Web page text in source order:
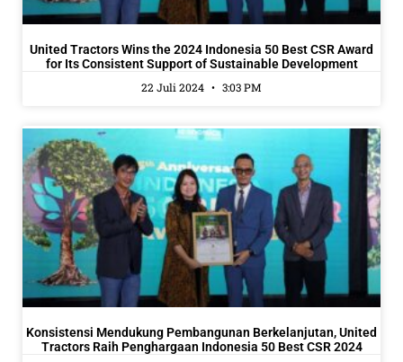
United Tractors Wins the 2024 Indonesia 50 Best CSR Award
for Its Consistent Support of Sustainable Development
22 Juli 2024
3:03 PM
Konsistensi Mendukung Pembangunan Berkelanjutan, United
Tractors Raih Penghargaan Indonesia 50 Best CSR 2024